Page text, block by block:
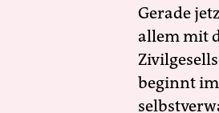
Gerade
allem mit
beginnt